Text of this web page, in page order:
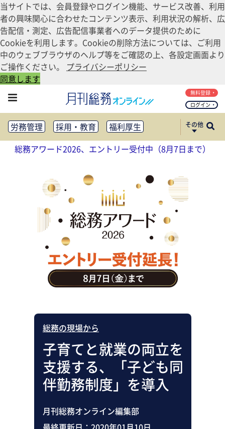
当サイトでは、会員登録やログイン機能、サービス改善、利用
者の興味関心に合わせたコンテンツ表示、利用状況の解析、広
告配信・測定、広告配信事業者へのデータ提供のために
Cookieを利用します。Cookieの削除方法については、ご利用
中のウェブブラウザのヘルプ等をご確認の上、各設定画面より
ご操作ください。 プライバシーポリシー
同意します
ログイン
無料登録
労務管理 採用・教育
福利厚生
健康経営
働き方改革
法務・コンプライアンス
リスクマネジメント・BCP
社外・社内広報
社外・社内コミュニケーション活性化
FM・オフィス移転
CSR・SDGs
テクノロジー活用・DX
助成金・補助金・コスト削減
アウトソーシング・BPO
調査・レポート
その他
総務アワード2026、エントリー受付中（8月7日まで）
総務の現場から
子育てと就業の両立を
支援する、「子ども同
伴勤務制度」を導入
月刊総務オンライン編集部